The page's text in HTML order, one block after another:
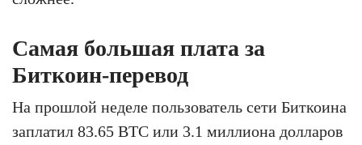
Самая большая плата за
Биткоин-перевод
На прошлой неделе пользователь сети Биткоина
заплатил 83.65 BTC или 3.1 миллиона долларов